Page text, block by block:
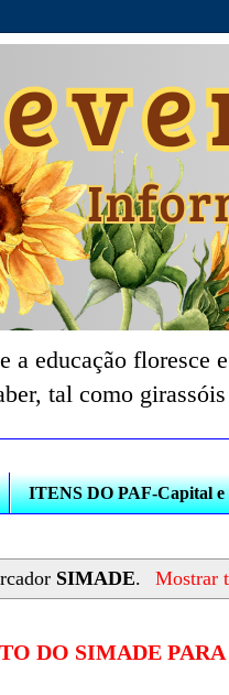
educação floresce
tal como
ITENS DO PAF-Capital e
SIMADE. Mostrar
DO SIMADE PARA